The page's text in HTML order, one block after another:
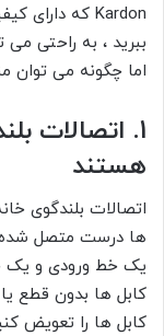
Kardon که دارای
ببرید ، به راحتی
اما چگونه می توان
1. اتصالات
هستند
اتصالات بلندگوی
ها درست متصل شده
یک خط ورودی و یک
کابل ها بدون قطع
کابل ها را تعویض